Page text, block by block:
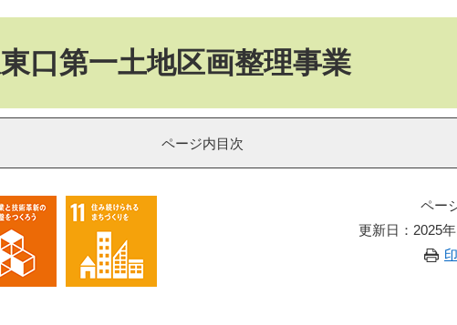
口第一土地区画整理事業
ページ内目次
ペー
更新日：2025